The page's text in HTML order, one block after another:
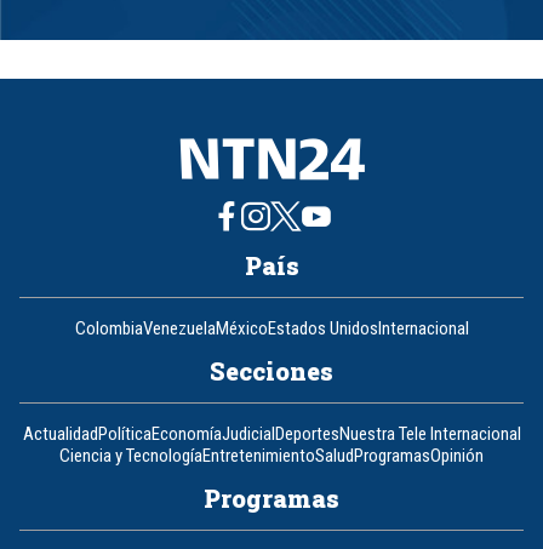
1
8
País
ColombiaVenezuelaMéxicoEstados UnidosInternacional
Secciones
ActualidadPolíticaEconomíaJudicialDeportesNuestra Tele Internacional
Ciencia y TecnologíaEntretenimientoSaludProgramasOpinión
Programas